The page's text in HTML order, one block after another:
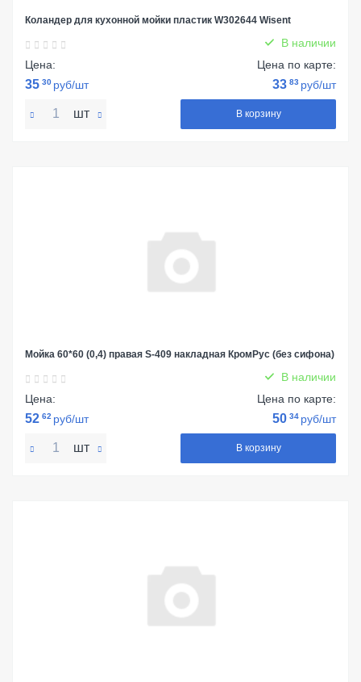
Коландер для кухонной мойки пластик W302644 Wisent
В наличии
Цена:
35 30 руб/шт
Цена по карте:
33 83 руб/шт
шт В корзину
Мойка 60*60 (0,4) правая S-409 накладная КромРус (без сифона)
В наличии
Цена:
52 62 руб/шт
Цена по карте:
50 34 руб/шт
шт В корзину